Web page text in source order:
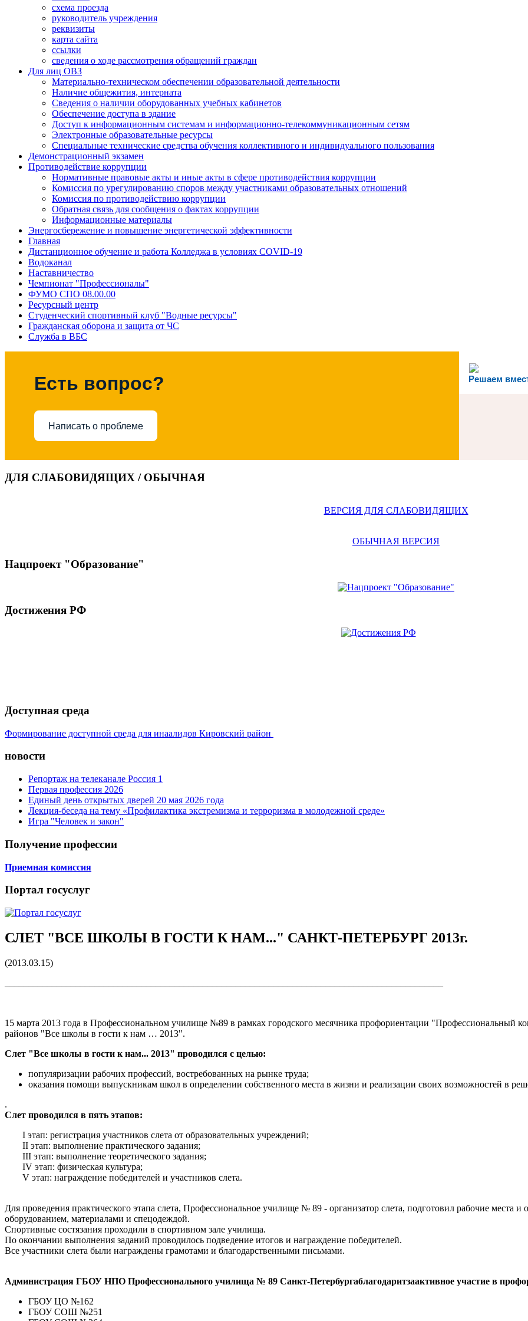
схема проезда
руководитель учреждения
реквизиты
карта сайта
ссылки
сведения о ходе рассмотрения обращений граждан
Для лиц ОВЗ
Материально-техническом обеспечении образовательной деятельности
Наличие общежития, интерната
Сведения о наличии оборудованных учебных кабинетов
Обеспечение доступа в здание
Доступ к информационным системам и информационно-телекоммуникационным сетям
Электронные образовательные ресурсы
Специальные технические средства обучения коллективного и индивидуального пользования
Демонстрационный экзамен
Противодействие коррупции
Нормативные правовые акты и иные акты в сфере противодействия коррупции
Комиссия по урегулированию споров между участниками образовательных отношений
Комиссия по противодействию коррупции
Обратная связь для сообщения о фактах коррупции
Информационные материалы
Энергосбережение и повышение энергетической эффективности
Главная
Дистанционное обучение и работа Колледжа в условиях COVID-19
Водоканал
Наставничество
Чемпионат "Профессионалы"
ФУМО СПО 08.00.00
Ресурсный центр
Студенческий спортивный клуб "Водные ресурсы"
Гражданская оборона и защита от ЧС
Служба в ВБС
Решаем
Есть вопрос?
Написать о проблеме
ДЛЯ СЛАБОВИДЯЩИХ / ОБЫЧНАЯ
ВЕРСИЯ ДЛЯ СЛАБОВИДЯЩИХ
ОБЫЧНАЯ ВЕРСИЯ
Нацпроект "Образование"
Достижения РФ
Доступная среда
Формирование доступной среда для инаалидов Кировский район
новости
Репортаж на телеканале Россия 1
Первая профессия 2026
Единый день открытых дверей 20 мая 2026 года
Лекция-беседа на тему «Профилактика экстремизма и терроризма в молодежной среде»
Игра "Человек и закон"
Получение профессии
Приемная комиссия
Портал госуслуг
СЛЕТ "ВСЕ ШКОЛЫ В ГОСТИ К НАМ..." САНКТ-ПЕТЕРБУРГ 2013г.
(2013.03.15)
15 марта 2013 года в Профессиональном училище №89 в рамках городского месячника профориентации "Профессиональный
районов "Все школы в гости к нам … 2013".
Слет "Все школы в гости к нам... 2013" проводился с целью:
популяризации рабочих профессий, востребованных на рынке труда;
оказания помощи выпускникам школ в определении собственного места в жизни и реализации своих возможностей в
.
Слет проводился в пять этапов:
I этап: регистрация участников слета от образовательных учреждений;
II этап: выполнение практического задания;
III этап: выполнение теоретического задания;
IV этап: физическая культура;
V этап: награждение победителей и участников слета.
Для проведения практического этапа слета, Профессиональное училище № 89 - организатор слета, подготовил рабочие места
оборудованием, материалами и спецодеждой.
Спортивные состязания проходили в спортивном зале училища.
По окончании выполнения заданий проводилось подведение итогов и награждение победителей.
Все участники слета были награждены грамотами и благодарственными письмами.
Администрация ГБОУ НПО Профессионального училища № 89 Санкт-Петербургаблагодаритзаактивное участие в
ГБОУ ЦО №162
ГБОУ СОШ №251